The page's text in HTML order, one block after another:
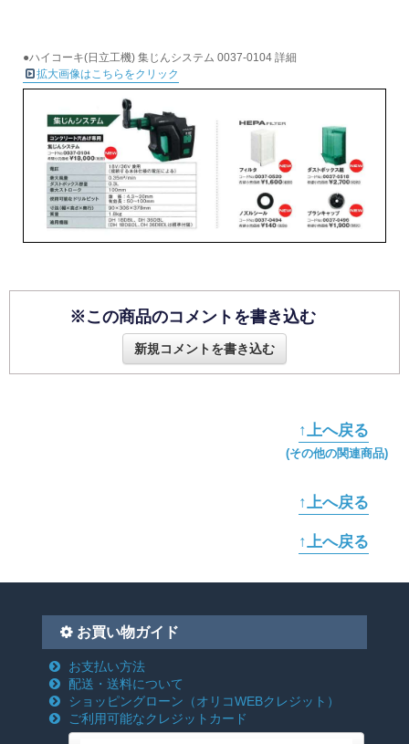
●ハイコーキ(日立工機) 集じんシステム 0037-0104 詳細
拡大画像はこちらをクリック
※この商品のコメントを書き込む
新規コメントを書き込む
↑上へ戻る
(その他の関連商品)
↑上へ戻る
↑上へ戻る
お買い物ガイド
お支払い方法
配送・送料について
ショッピングローン （オリコWEBクレジット）
ご利用可能なクレジットカード